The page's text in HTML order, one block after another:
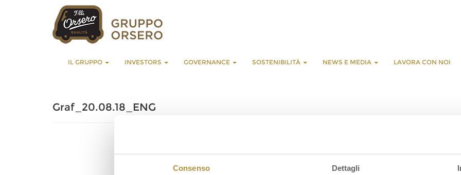
Consenso Dettagli
IL GRUPPO INVESTORS GOVERNANCE SOSTENIBILITÀ NEWS E MEDIA LAVORA CON NOI
Graf_20.08.18_ENG